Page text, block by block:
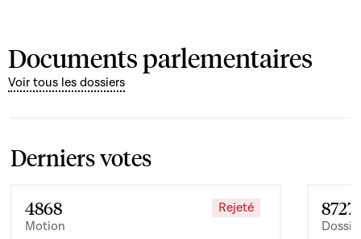
Documents parlementaires
Voir tous les dossiers
Derniers votes
4868
Motion
Rejeté 8727